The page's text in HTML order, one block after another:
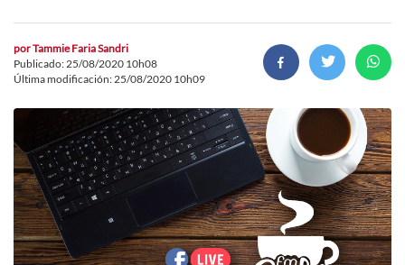
porTammie Faria Sandri
Publicado: 25/08/2020 10h08
Última modificación: 25/08/2020 10h09